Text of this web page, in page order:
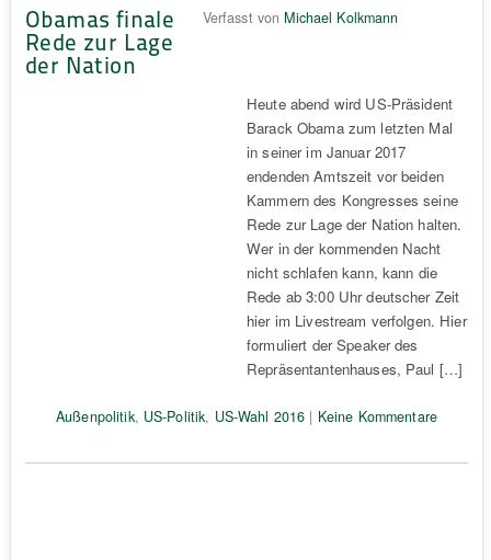
Obamas finale
Rede zur Lage
der Nation
Verfasst von Michael Kolkmann
Heute abend wird US-Präsident
Barack Obama zum letzten Mal
in seiner im Januar 2017
endenden Amtszeit vor beiden
Kammern des Kongresses seine
Rede zur Lage der Nation halten.
Wer in der kommenden Nacht
nicht schlafen kann, kann die
Rede ab 3:00 Uhr deutscher Zeit
hier im Livestream verfolgen. Hier
formuliert der Speaker des
Repräsentantenhauses, Paul […]
Außenpolitik, US-Politik, US-Wahl 2016 | Keine Kommentare